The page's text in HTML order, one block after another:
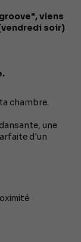
viens
soir)
chambre.
une
d'un